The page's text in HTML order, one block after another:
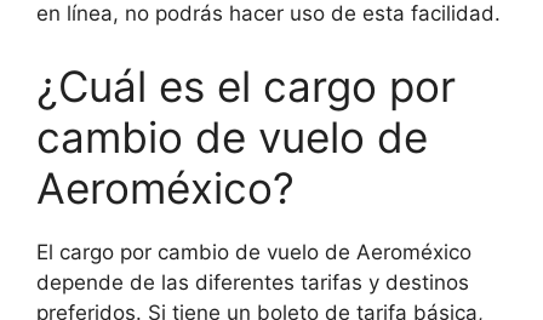
en línea, no podrás hacer uso de esta facilidad.
¿Cuál es el cargo por
cambio de vuelo de
Aeroméxico?
El cargo por cambio de vuelo de Aeroméxico
depende de las diferentes tarifas y destinos
preferidos. Si tiene un boleto de tarifa básica,